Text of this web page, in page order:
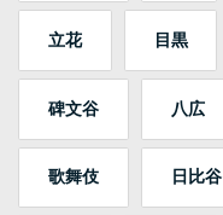
立花 目黒
碑文谷 八広
歌舞伎 日比谷